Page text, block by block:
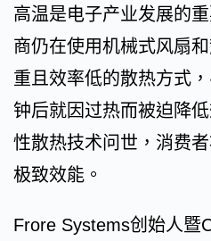
高温是电子产业发展的
商仍在使用机械式风扇
重且效率低的散热方式
钟后就因过热而被迫降
性散热技术问世，消费
极致效能。
Frore Systems创始人暨